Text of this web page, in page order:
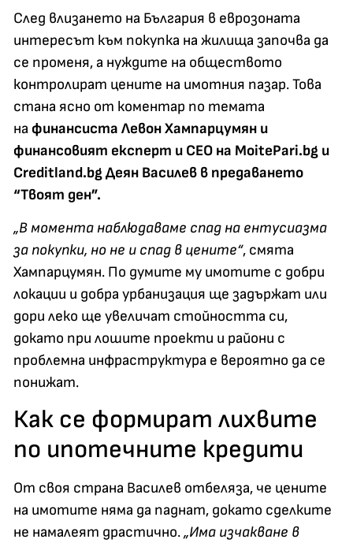
След влизането на България в еврозоната
интересът към покупка на жилища започва да
се променя, а нуждите на обществото
контролират цените на имотния пазар. Това
стана ясно от коментар по темата
на финансиста Левон Хампарцумян и
финансовият експерт и CEO на MoitePari.bg и
Creditland.bgДеян Василев в предаването
“Твоят ден”.
„В момента наблюдаваме спад на ентусиазма
за покупки, но не и спад в цените“, смята
Хампарцумян. По думите му имотите с добри
локации и добра урбанизация ще задържат или
дори леко ще увеличат стойността си,
докато при лошите проекти и райони с
проблемна инфраструктура е вероятно да се
понижат.
Как се формират лихвите
по ипотечните кредити
От своя страна Василев отбеляза, че цените
на имотите няма да паднат, докато сделките
не намалеят драстично.„Има изчакване в